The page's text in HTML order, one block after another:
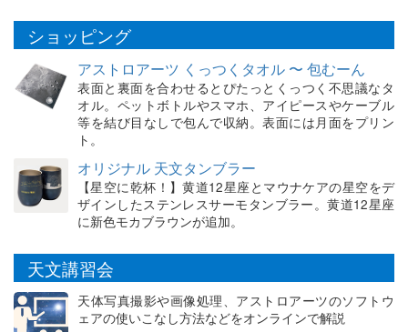
ショッピング
アストロアーツ くっつくタオル 〜 包むーん
表面と裏面を合わせるとぴたっとくっつく不思議なタ
オル。ペットボトルやスマホ、アイピースやケーブル
等を結び目なしで包んで収納。表面には月面をプリン
ト。
オリジナル 天文タンブラー
【星空に乾杯！】黄道12星座とマウナケアの星空をデ
ザインしたステンレスサーモタンブラー。黄道12星座
に新色モカブラウンが追加。
天文講習会
天体写真撮影や画像処理、アストロアーツのソフトウ
ェアの使いこなし方法などをオンラインで解説